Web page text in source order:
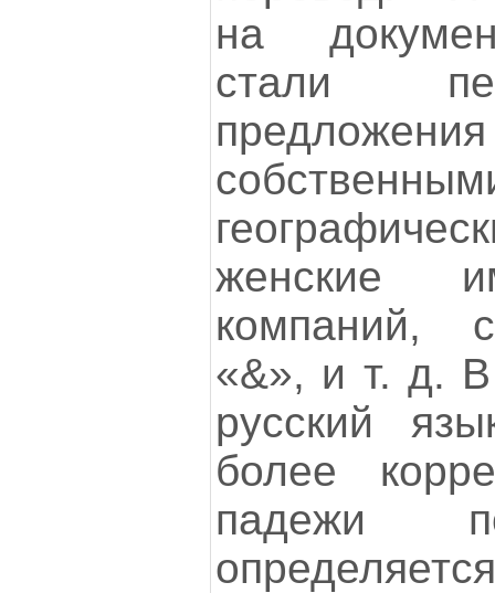
на
стали
женские
компаний,
«&», и т. д.
русский
более
падежи